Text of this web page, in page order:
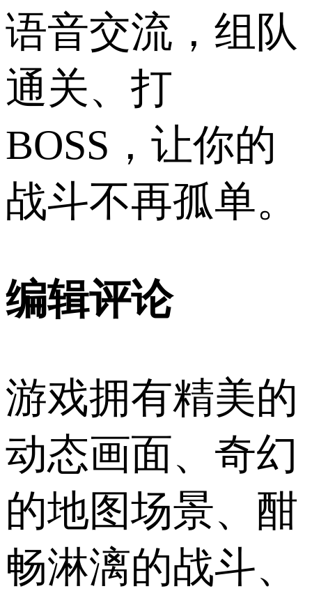
语音交流，组队
通关、打
BOSS，让你的
战斗不再孤单。
编辑评论
游戏拥有精美的
动态画面、奇幻
的地图场景、酣
畅淋漓的战斗、